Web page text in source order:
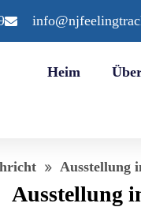
Heim
» Ausstellung
Ausstellung